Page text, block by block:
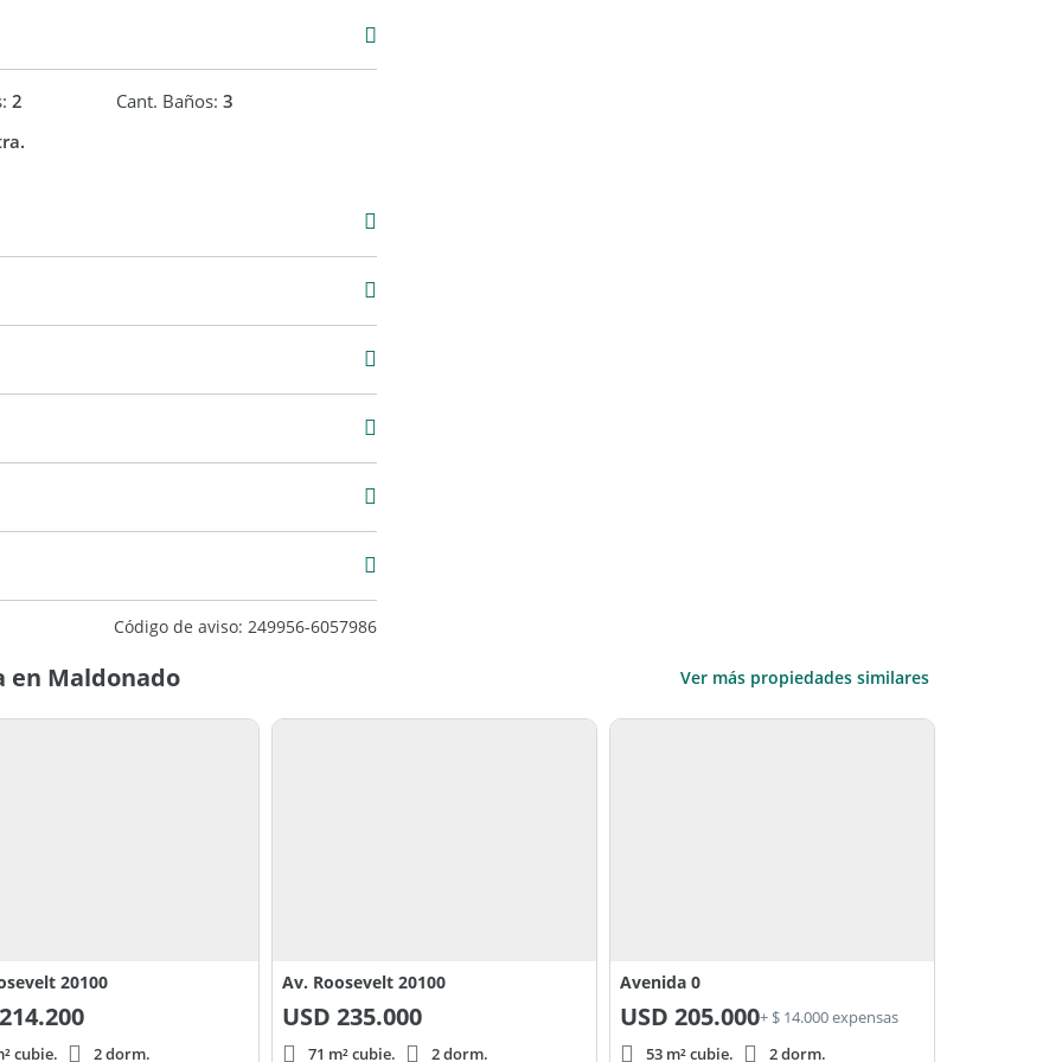
SUITE.
22.000
2 Cant. Baños:3
Código de aviso: 249956-6057986
en Maldonado Ver más propiedades similares
20100
214.200
cubie. 2 dorm.
Av. Roosevelt 20100
USD 235.000
71 m² cubie. 2 dorm.
Avenida 0
USD 205.000+ $ 14.000 expensas
53 m² cubie.
2 dorm.